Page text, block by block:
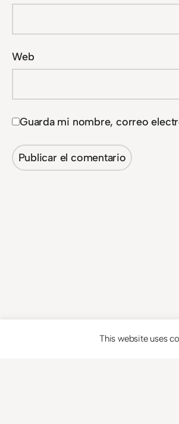
Web
Guarda mi nombre, correo
This website uses